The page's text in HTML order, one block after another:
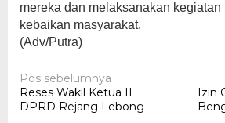
mereka dan melaksanakan kegiatan
kebaikan masyarakat.
(Adv/Putra)
Navigasi
pos
Pos sebelumnya
Reses Wakil Ketua II
DPRD Rejang Lebong
Izin